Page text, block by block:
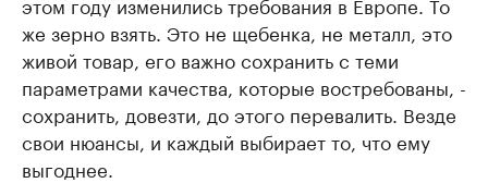
же зерно взять. Это не щебенка, не металл, это
живой товар, его важно сохранить с теми
параметрами качества, которые востребованы, -
сохранить, довезти, до этого перевалить. Везде
свои нюансы, и каждый выбирает то, что ему
выгоднее.